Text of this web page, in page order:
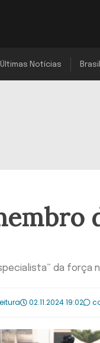
Últimas Notícias Brasil
da força
02.11.2024 19:02